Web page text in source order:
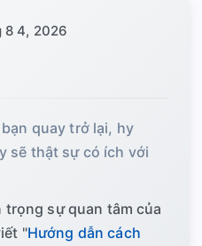
8 4, 2026
quay trở lại, hy
sẽ thật sự có ích với
trọng sự quan tâm của
"Hướng dẫn cách